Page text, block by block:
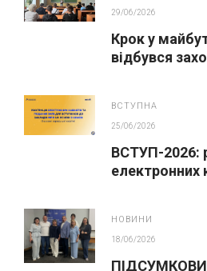
29/06/2026
Крок у
відбувся
ВСТУПНА
25/06/2026
ВСТУП-2026:
електронних
НОВИНИ
18/06/2026